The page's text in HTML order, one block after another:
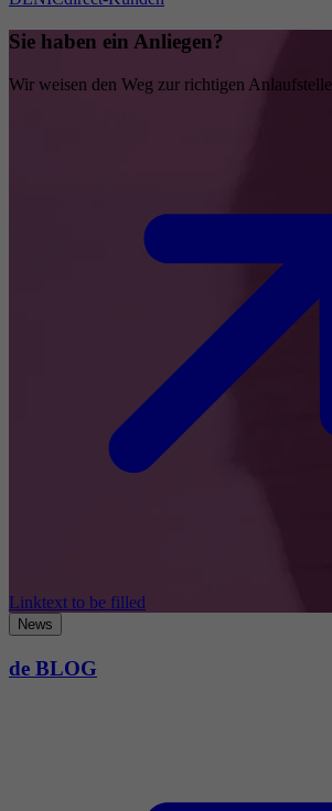
Sie haben ein Anliegen?
Wir weisen den Weg zur richtigen Anlaufstelle
Linktext to be filled
News
de BLOG